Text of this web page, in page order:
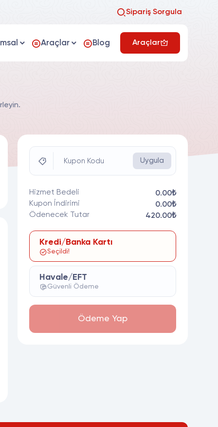
Sipariş Sorgula
Araçlar Blog Araçlar
Kupon Kodu Uygula
Hizmet Bedeli
0.00₺
Kupon İndirimi
0.00₺
Ödenecek Tutar
420.00₺
Kredi/Banka Kartı
Seçildi!
Havale/EFT
Güvenli Ödeme
Ödeme Yap